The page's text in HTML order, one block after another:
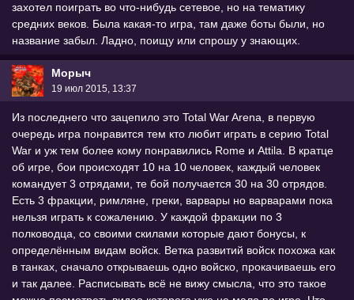
захотел поиграть во что-нибудь сетевое, но на тематику
средних веков. Была какая-то игра, там даже боты были, но
название забыл. Ладно, поищу или спрошу у знающих.
Морыч
19 июл 2015, 13:37
Из последнего что зацепило это Total War Arena, в первую
очередь игра понравится тем кто любит играть в серию Total
War и уж тем более кому понравились Rome и Attila. В кратце
об игре, бои происходят 10 на 10 человек, каждый человек
командует 3 отрядами, те бой получается 30 на 30 отрядов.
Есть 3 фракции, римляне, греки, варвары но варварами пока
нельзя играть к сожалению. У каждой фракции по 3
полководца, со своими скилами которые дают бонусы, к
определённым видам войск. Ветка развитий войск похожа как
в танках, сначало открываешь одно войско, прокачиваешь его
и так далее. Расписывать всё не вижу смысла, что это такое